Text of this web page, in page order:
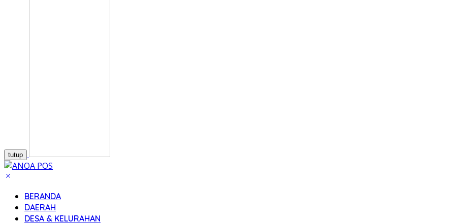
tutup
BERANDA
DAERAH
DESA & KELURAHAN